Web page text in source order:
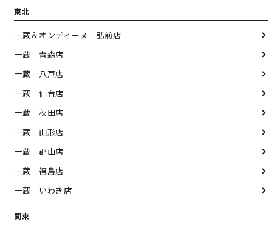
東北
一蔵＆オンディーヌ 弘前店
一蔵 青森店
一蔵 八戸店
一蔵 仙台店
一蔵 秋田店
一蔵 山形店
一蔵 郡山店
一蔵 福島店
一蔵 いわき店
関東